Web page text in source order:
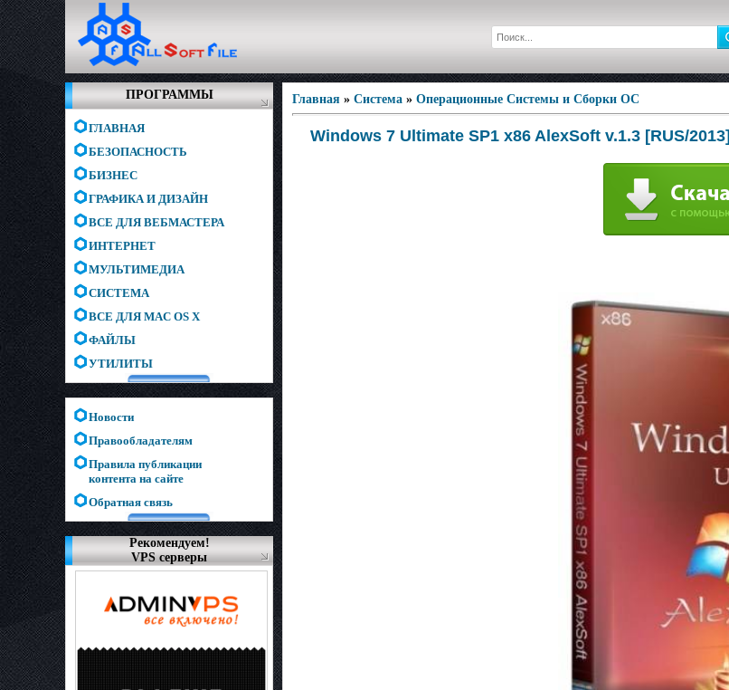
ПРОГРАММЫ
ГЛАВНАЯ
БЕЗОПАСНОСТЬ
БИЗНЕС
ГРАФИКА И ДИЗАЙН
ВСЕ ДЛЯ ВЕБМАСТЕРА
ИНТЕРНЕТ
МУЛЬТИМЕДИА
СИСТЕМА
ВСЕ ДЛЯ MAC OS X
ФАЙЛЫ
УТИЛИТЫ
Новости
Правообладателям
Правила публикации
контента на сайте
Обратная связь
Рекомендуем!
VPS серверы
Главная » Система » Операционные Системы и Сборки ОС
Windows 7 Ultimate SP1 x86 AlexSoft v.1.3 [RUS/2013]